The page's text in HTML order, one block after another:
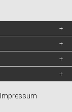
Impressum